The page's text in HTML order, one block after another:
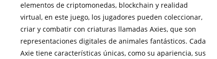
elementos de criptomonedas, blockchain y realidad
virtual, en este juego, los jugadores pueden coleccionar,
criar y combatir con criaturas llamadas Axies, que son
representaciones digitales de animales fantásticos. Cada
Axie tiene características únicas, como su apariencia, sus